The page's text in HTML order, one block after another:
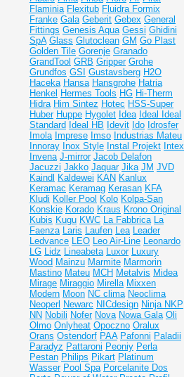
Flaminia Flexitub Fluidra Formix
Franke Gala Geberit Gebex General
Fittings Genesis Aqua Gessi Ghidini
SpA Glass Glutoclean GM Go Plast
Golden Tile Gorenje Granado
GrandTool GRB Gripper Grohe
Grundfos GSI Gustavsberg H2O
Haceka Hansa Hansgrohe Hatria
Henkel Hermes Tools HG Hi-Therm
Hidra Him Sintez Hotec HSS-Super
Huber Huppe Hygolet Idea Ideal
Ideal
Standard Ideal НВ Idevit Ido Idrosfer
Imola Imprese Imso Industrias Mateu
Innoray Inox Style Instal Projekt Intex
Invena J-mirror Jacob Delafon
Jacuzzi Jakko Jaquar Jika JM JVD
Kaindl
Kaldewei KAN Kanlux
Keramac Keramag Kerasan KFA
Kludi Koller Pool Kolo Kolpa-San
Konskie Korado Kraus Krono Original
Kubis Kugu KWC La Fabbrica La
Faenza Laris Laufen Lea Leader
Ledvance LEO Leo Air-Line Leonardo
LG Lidz Lineabeta Luxor Luxury
Wood Mainzu Marmite Marmorin
Mastino Mateu MCH Metalvis Midea
Mirage Miraggio Mirella Mixxen
Modern Moon NC clima Neoclima
Neoperl Newarc NICdesign Ninja NKP
NN Nobili Nofer Nova Nowa Gala Oli
Olmo Onlyheat Opoczno Oralux
Orans Ostendorf PAA Pafonni Paladii
Paradyz Pattaroni Peoniy Perla
Pestan Philips Pikart Platinum
Wasser Pool Spa Porcelanite Dos